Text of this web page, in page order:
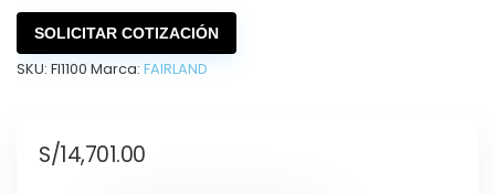
SOLICITAR COTIZACIÓN
SKU: FI1100 Marca: FAIRLAND
S/14,701.00